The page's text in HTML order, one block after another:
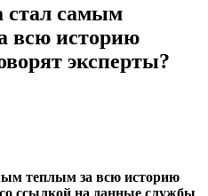
стал самым
всю историю
эксперты?
теплым за всю историю
ссылкой на данные службы